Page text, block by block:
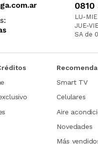
0810
LU-
JUE-
SA de
Smart TV
Celulares
Aire
Novedades
Más